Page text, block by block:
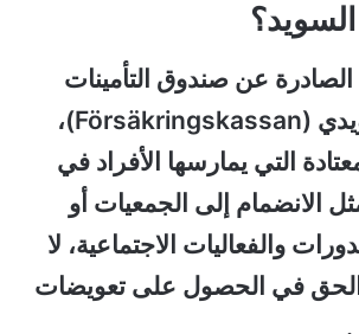
عن صندوق التأمينات
الاجتماعية السويدي (Försäkringskassan)،
التي يمارسها الأفراد في
الانضمام إلى الجمعيات أو
والفعاليات الاجتماعية، لا
الحق في الحصول على تعويضات